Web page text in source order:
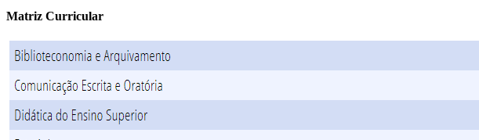
Matriz Curricular